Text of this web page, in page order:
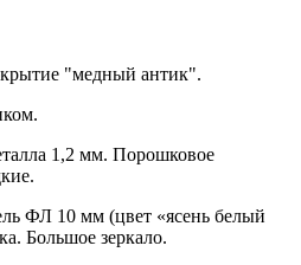
"медный антик".
1,2 мм. Порошковое
ФЛ 10 мм (цвет «ясень белый
Большое зеркало.